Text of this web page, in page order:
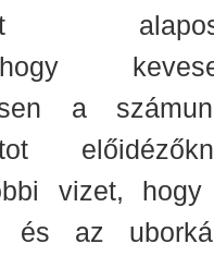
a
vizet,
és az